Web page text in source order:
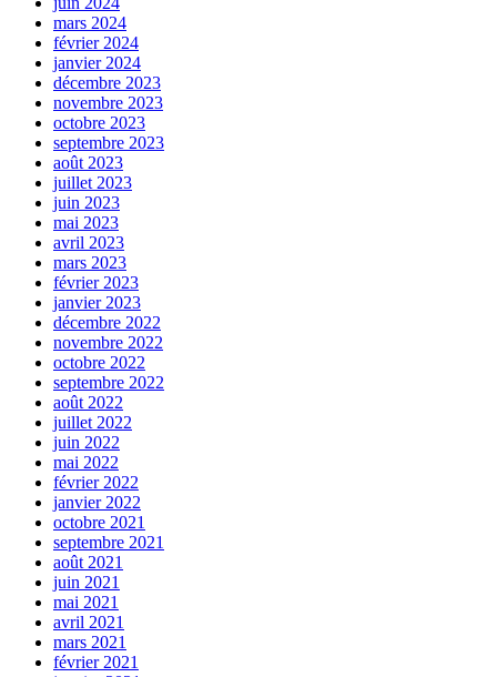
mars 2024
février 2024
janvier 2024
décembre 2023
novembre 2023
octobre 2023
septembre 2023
août 2023
juillet 2023
juin 2023
mai 2023
avril 2023
mars 2023
février 2023
janvier 2023
décembre 2022
novembre 2022
octobre 2022
septembre 2022
août 2022
juillet 2022
juin 2022
mai 2022
février 2022
janvier 2022
octobre 2021
septembre 2021
août 2021
juin 2021
mai 2021
avril 2021
mars 2021
février 2021